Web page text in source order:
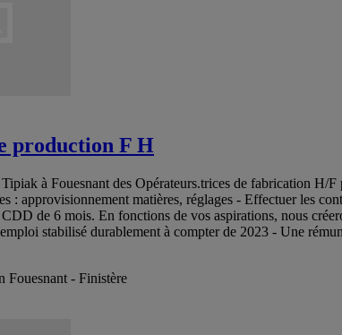
production F H
à Fouesnant des Opérateurs.trices de fabrication H/
: approvisionnement matières, réglages - Effectuer les
de 6 mois. En fonctions de vos aspirations, nous
stabilisé durablement à compter de 2023 - Une
Fouesnant - Finistère